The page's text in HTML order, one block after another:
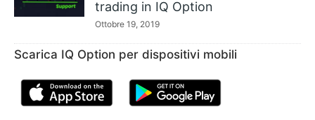
trading in IQ Option
Ottobre 19, 2019
Scarica IQ Option per dispositivi mobili